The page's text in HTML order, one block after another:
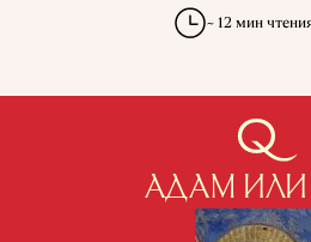
~ 12 мин
АДАМ ИЛИ